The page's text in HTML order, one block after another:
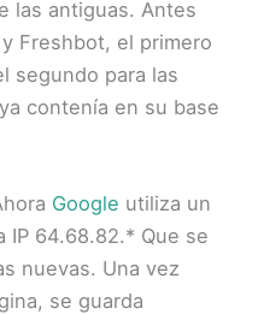
las antiguas. Antes
Freshbot, el primero
segundo para las
contenía en su base
Google utiliza un
IP 64.68.82.* Que se
nuevas. Una vez
se guarda